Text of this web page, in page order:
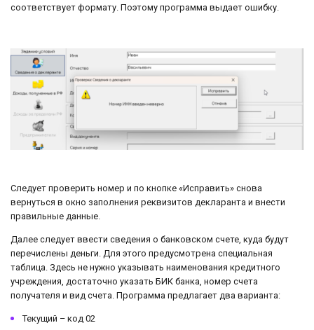
соответствует формату. Поэтому программа выдает ошибку.
Следует проверить номер и по кнопке «Исправить» снова
вернуться в окно заполнения реквизитов декларанта и внести
правильные данные.
Далее следует ввести сведения о банковском счете, куда будут
перечислены деньги. Для этого предусмотрена специальная
таблица. Здесь не нужно указывать наименования кредитного
учреждения, достаточно указать БИК банка, номер счета
получателя и вид счета. Программа предлагает два варианта:
Текущий – код 02